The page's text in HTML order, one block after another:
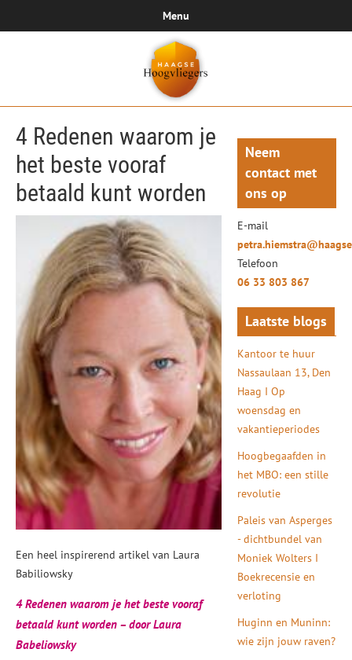
Menu
4 Redenen waarom je
het beste vooraf
betaald kunt worden
Een heel inspirerend artikel van Laura
Babiliowsky
4 Redenen waarom je het beste vooraf
betaald kunt worden – door Laura
Babeliowsky
Neem
contact met
ons op
E-mail
Telefoon
06 33 803 867
Laatste blogs
Kantoor te huur
Nassaulaan 13, Den
Haag I Op
woensdag en
vakantieperiodes
Hoogbegaafden in
het MBO: een stille
revolutie
Paleis van Asperges
- dichtbundel van
Moniek Wolters I
Boekrecensie en
verloting
Huginn en Muninn:
wie zijn jouw raven?